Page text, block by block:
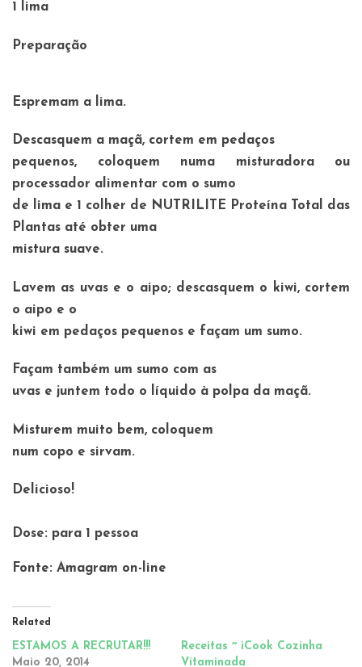
1 lima
Preparação
Espremam a lima.
Descasquem a maçã, cortem em pedaços
pequenos, coloquem numa misturadora ou
processador alimentar com o sumo
de lima e 1 colher de NUTRILITE Proteína Total das
Plantas até obter uma
mistura suave.
Lavem as uvas e o aipo; descasquem o kiwi, cortem
o aipo e o
kiwi em pedaços pequenos e façam um sumo.
Façam também um sumo com as
uvas e juntem todo o líquido à polpa da maçã.
Misturem muito bem, coloquem
num copo e sirvam.
Delicioso!
Dose: para 1 pessoa
Fonte: Amagram on-line
Related
ESTAMOS A RECRUTAR!!!
Maio 20, 2014
Receitas ~ iCook Cozinha
Vitaminada